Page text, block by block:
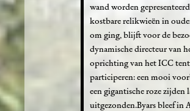
wand worden
kostbare relikwieën in
om ging, blijft voor de
dynamische directeur van
oprichting van het ICC
participeren: een mooi
een gigantische roze
uitgezonden.Byars bleef in